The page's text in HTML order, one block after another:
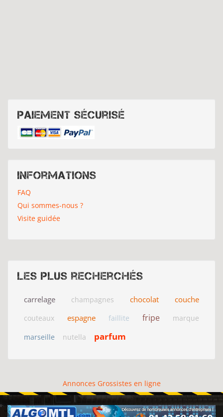
Paiement sécurisé
Informations
FAQ
Qui sommes-nous ?
Visite guidée
Les plus recherchés
carrelage champagnes chocolat couche
couteaux espagne faillite fripe
marque
marseille
nutella parfum
Annonces Grossistes en ligne